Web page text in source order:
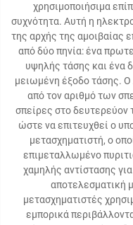
χρησιμοποιήσιμα
συχνότητα. Αυτή η
της αρχής της αμοιβαίας
από δύο πηνία: ένα
υψηλής τάσης και ένα
μειωμένη έξοδο τάσης. Ο
από τον αριθμό των
σπείρες στο δευτερεύον
ώστε να επιτευχθεί ο
μετασχηματιστή, ο
επιμεταλλωμένο
χαμηλής αντίστασης
αποτελεσματική
μετασχηματιστές
εμπορικά